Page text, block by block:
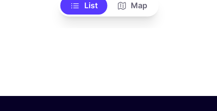
List Map